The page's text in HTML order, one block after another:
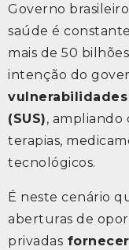
Governo
saúde é
mais de 50
intenção do
(SUS), ampliando
terapias,
tecnológicos.
É neste cenário
aberturas de
privadas